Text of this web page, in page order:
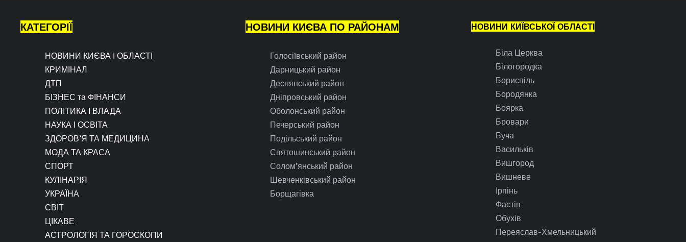
КАТЕГОРІЇ
НОВИНИ КИЄВА І ОБЛАСТІ
КРИМІНАЛ
ДТП
БІЗНЕС та ФІНАНСИ
ПОЛІТИКА І ВЛАДА
НАУКА І ОСВІТА
ЗДОРОВ’Я ТА МЕДИЦИНА
МОДА ТА КРАСА
СПОРТ
КУЛІНАРІЯ
УКРАЇНА
СВІТ
ЦІКАВЕ
АСТРОЛОГІЯ ТА ГОРОСКОПИ
НОВИНИ КИЄВА ПО РАЙОНАМ
Голосіївський район
Дарницький район
Деснянський район
Дніпровський район
Оболонський район
Печерський район
Подільський район
Святошинський район
Солом’янський район
Шевченківський район
Борщагівка
НОВИНИ КИЇВСЬКОЇ ОБЛАСТІ
Біла Церква
Білогородка
Бориспіль
Бородянка
Боярка
Бровари
Буча
Васильків
Вишгород
Вишневе
Ірпінь
Фастів
Обухів
Переяслав-Хмельницький